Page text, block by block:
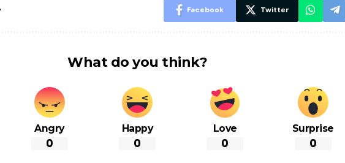
Facebook Twitter
What do you think?
Angry
0
Happy
0
Love
0
Surprise
0